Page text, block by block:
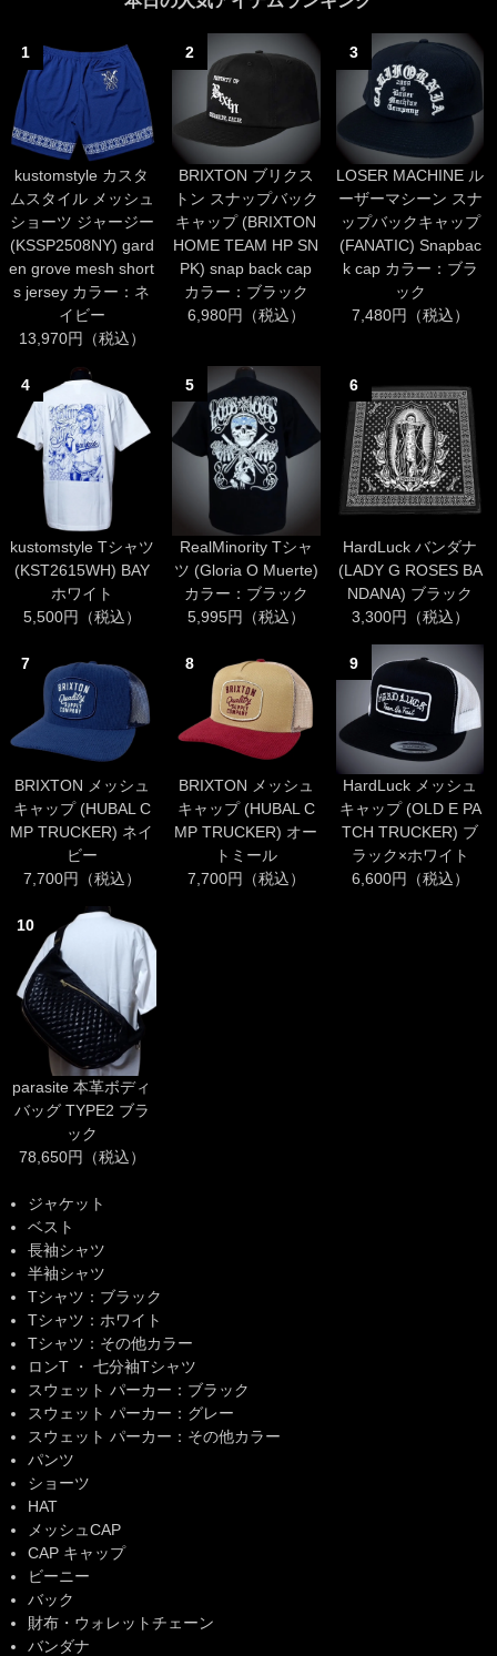
1
kustomstyle カスタ
ムスタイル メッシュ
ショーツ ジャージー
(KSSP2508NY) gard
en grove mesh short
s jersey カラー：ネ
イビー
13,970円（税込）
2
BRIXTON ブリクス
トン スナップバック
キャップ (BRIXTON
HOME TEAM HP SN
PK) snap back cap
カラー：ブラック
6,980円（税込）
3
LOSER MACHINE ル
ーザーマシーン スナ
ップバックキャップ
(FANATIC) Snapbac
k cap カラー：ブラ
ック
7,480円（税込）
4
kustomstyle Tシャツ
(KST2615WH) BAY
ホワイト
5,500円（税込）
5
RealMinority Tシャ
ツ (Gloria O Muerte)
カラー：ブラック
5,995円（税込）
6
HardLuck バンダナ
(LADY G ROSES BA
NDANA) ブラック
3,300円（税込）
7
BRIXTON メッシュ
キャップ (HUBAL C
MP TRUCKER) ネイ
ビー
7,700円（税込）
8
BRIXTON メッシュ
キャップ (HUBAL C
MP TRUCKER) オー
トミール
7,700円（税込）
9
HardLuck メッシュ
キャップ (OLD E PA
TCH TRUCKER) ブ
ラック×ホワイト
6,600円（税込）
10
parasite 本革ボディ
バッグ TYPE2 ブラ
ック
78,650円（税込）
ジャケット
ベスト
長袖シャツ
半袖シャツ
Tシャツ：ブラック
Tシャツ：ホワイト
Tシャツ：その他カラー
ロンT ・ 七分袖Tシャツ
スウェット パーカー：ブラック
スウェット パーカー：グレー
スウェット パーカー：その他カラー
パンツ
ショーツ
HAT
メッシュCAP
CAP キャップ
ビーニー
バック
財布・ウォレットチェーン
バンダナ